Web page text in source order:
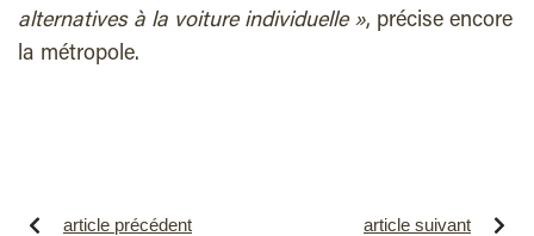
alternatives à la voiture individuelle », précise encore
la métropole.
article précédent article suivant